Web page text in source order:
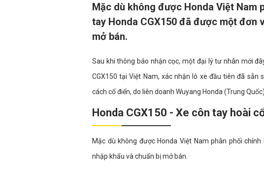
Mặc dù không được Honda Việt Nam
tay Honda CGX150 đã được một đơn
mở bán.
Sau khi thông báo nhận cọc, một đại lý tư nhân mới
CGX150 tại Việt Nam, xác nhận lô xe đầu tiên đã
cách cổ điển, do liên doanh Wuyang Honda (Trung
Honda CGX150 - Xe côn tay hoài
Mặc dù không được Honda Việt Nam phân phối
nhập khẩu và chuẩn bị mở bán.